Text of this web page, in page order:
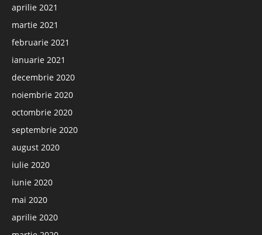
aprilie 2021
martie 2021
februarie 2021
ianuarie 2021
decembrie 2020
noiembrie 2020
octombrie 2020
septembrie 2020
august 2020
iulie 2020
iunie 2020
mai 2020
aprilie 2020